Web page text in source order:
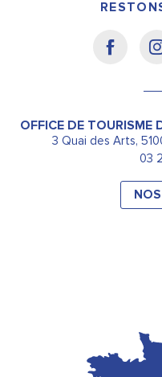
OFFICE DE TOURISME
3 Quai des Arts,
03